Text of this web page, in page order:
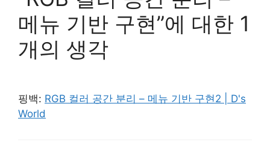
메뉴 기반 구현”에 대한 1
개의 생각
핑백: RGB 컬러 공간 분리 – 메뉴 기반 구현2 | D's
World